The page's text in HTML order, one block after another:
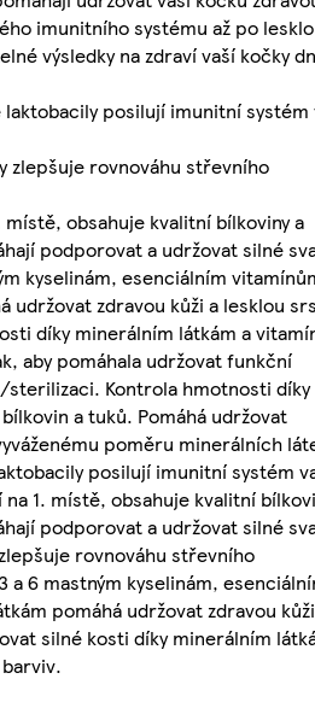
imunitního systému až po
výsledky na zdraví vaší kočky
laktobacily posilují imunitní systém
zlepšuje rovnováhu střevního
místě, obsahuje kvalitní bílkoviny a
podporovat a udržovat silné
kyselinám, esenciálním
udržovat zdravou kůži a lesklou
díky minerálním látkám a
aby pomáhala udržovat funkční
Kontrola hmotnosti díky
a tuků. Pomáhá udržovat
poměru minerálních
posilují imunitní systém
1. místě, obsahuje kvalitní
podporovat a udržovat silné
rovnováhu střevního
a 6 mastným kyselinám,
pomáhá udržovat zdravou
silné kosti díky minerálním